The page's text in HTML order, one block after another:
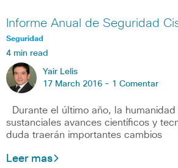
Informe Anual de Seguridad
Seguridad
4 min read
Yair Lelis
17 March 2016 - 1 Comentar
Durante el último año, la humanidad
sustanciales avances científicos y
duda traerán importantes cambios
Leer mas